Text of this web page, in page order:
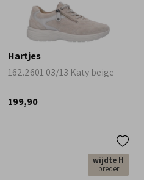
Hartjes
162.2601 03/13 Katy beige
199,90
wijdte H
breder